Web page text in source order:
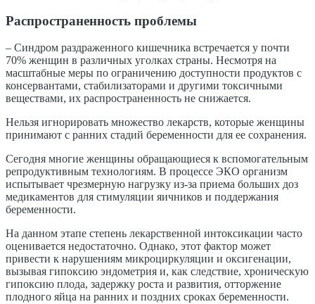
Распространенность проблемы
– Синдром раздраженного кишечника встречается у почти
70% женщин в различных уголках страны. Несмотря на
масштабные меры по ограничению доступности продуктов с
консервантами, стабилизаторами и другими токсичными
веществами, их распространенность не снижается.
Нельзя игнорировать множество лекарств, которые женщины
принимают с ранних стадий беременности для ее сохранения.
Сегодня многие женщины обращающиеся к вспомогательным
репродуктивным технологиям. В процессе ЭКО организм
испытывает чрезмерную нагрузку из-за приема больших доз
медикаментов для стимуляции яичников и поддержания
беременности.
На данном этапе степень лекарственной интоксикации часто
оценивается недостаточно. Однако, этот фактор может
привести к нарушениям микроциркуляции и оксигенации,
вызывая гипоксию эндометрия и, как следствие, хроническую
гипоксию плода, задержку роста и развития, отторжение
плодного яйца на ранних и поздних сроках беременности.